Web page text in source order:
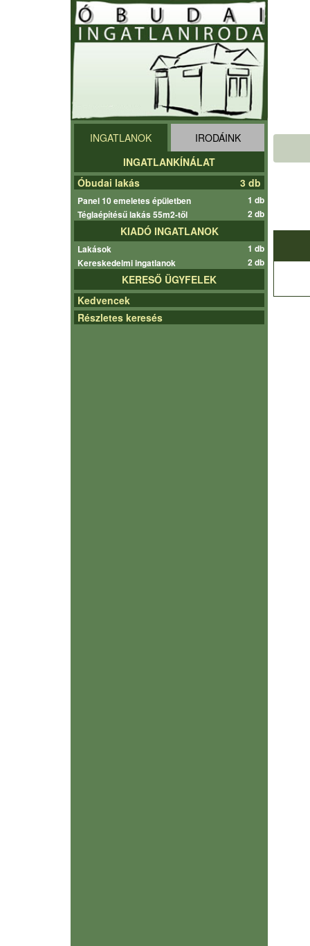
INGATLANOK
IRODÁINK
INGATLANKÍNÁLAT
Óbudai lakás
3 db
Panel 10 emeletes épületben
1 db
Téglaépítésű lakás 55m2-től
2 db
KIADÓ INGATLANOK
Lakások
1 db
Kereskedelmi ingatlanok
2 db
KERESŐ ÜGYFELEK
Kedvencek
Részletes keresés